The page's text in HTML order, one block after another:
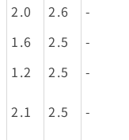
2.0 2.6
-
1.6 2.5
-
1.2 2.5
-
2.1 2.5 -